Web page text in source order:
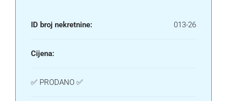
ID broj nekretnine: 013-26
Cijena:
✅ PRODANO ✅